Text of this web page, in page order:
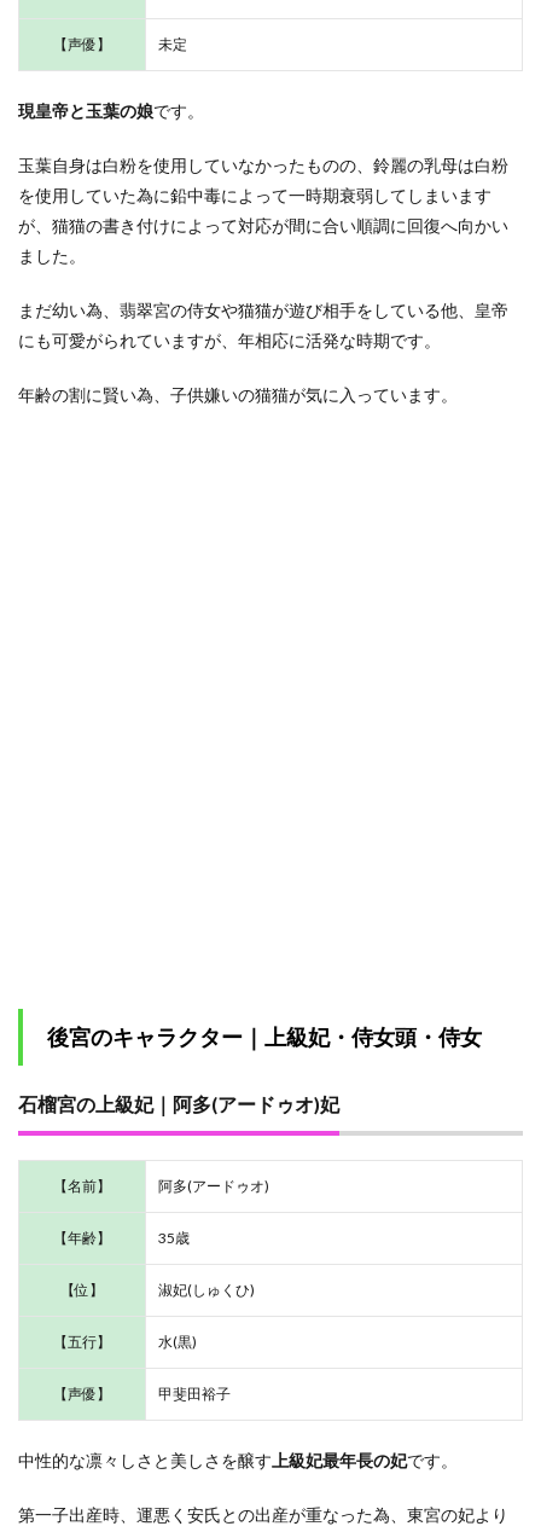
ター
医官｜
(グエン)
下級女
オラン)
1.10
のキャ
ラクタ
ひと
りご
の相
関図
のま
【声優】 未定
現皇帝と玉葉の娘です。
玉葉自身は白粉を使用していなかったものの、鈴麗の乳母は白粉
を使用していた為に鉛中毒によって一時期衰弱してしまいます
が、猫猫の書き付けによって対応が間に合い順調に回復へ向かい
ました。
まだ幼い為、翡翠宮の侍女や猫猫が遊び相手をしている他、皇帝
にも可愛がられていますが、年相応に活発な時期です。
年齢の割に賢い為、子供嫌いの猫猫が気に入っています。
後宮のキャラクター｜上級妃・侍女頭・侍女
石榴宮の上級妃｜阿多(アードゥオ)妃
【名前】 阿多(アードゥオ)
【年齢】 35歳
【位】 淑妃(しゅくひ)
【五行】 水(黒)
【声優】 甲斐田裕子
中性的な凛々しさと美しさを醸す 上級妃最年長の妃です。
第一子出産時、運悪く安氏との出産が重なった為、東宮の妃より